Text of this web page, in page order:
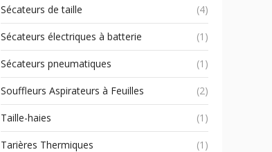
Sécateurs de taille (4)
Sécateurs électriques à batterie (1)
Sécateurs pneumatiques (1)
Souffleurs Aspirateurs à Feuilles (2)
Taille-haies (1)
Tarières Thermiques (1)